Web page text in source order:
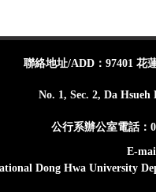
聯絡地址/ADD：97401 花
No. 1, Sec. 2, Da
公行系辦公室電話：
E-
Dong Hwa University